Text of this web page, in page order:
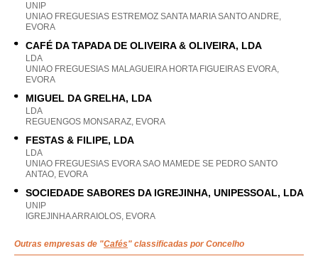
UNIP
UNIAO FREGUESIAS ESTREMOZ SANTA MARIA SANTO ANDRE,
EVORA
CAFÉ DA TAPADA DE OLIVEIRA & OLIVEIRA, LDA
LDA
UNIAO FREGUESIAS MALAGUEIRA HORTA FIGUEIRAS EVORA,
EVORA
MIGUEL DA GRELHA, LDA
LDA
REGUENGOS MONSARAZ, EVORA
FESTAS & FILIPE, LDA
LDA
UNIAO FREGUESIAS EVORA SAO MAMEDE SE PEDRO SANTO
ANTAO, EVORA
SOCIEDADE SABORES DA IGREJINHA, UNIPESSOAL, LDA
UNIP
IGREJINHA ARRAIOLOS, EVORA
Outras empresas de "Cafés" classificadas por Concelho